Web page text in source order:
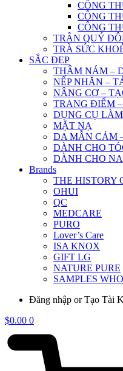
CÔNG
CÔNG
CÔNG
TRÂN QUÝ
TRÀ SỨC
SẮC ĐẸP
THÂM NÁM –
NẾP NHĂN –
NÂNG CƠ –
TRANG ĐIỂM
DỤNG CỤ
MẶT NẠ
DA MẪN CẢM
DÀNH CHO
DÀNH CHO
Brands
THE HISTORY
OHUI
QC
MEDCARE
PURO
Lover’s Care
ISA KNOX
GIFT LG
NATURE PURE
SAMPLES
Đăng nhập or Tạo Tài
$0.00 0